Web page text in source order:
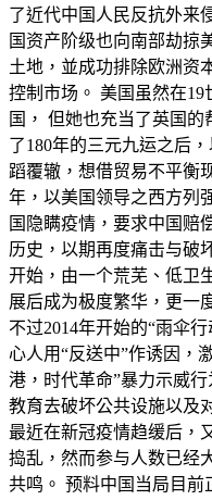
了近代中国人民反抗外来
国资产阶级也向南部劫掠
土地，並成功排除欧洲资
控制市场。 美国虽然在
国， 但她也充当了英国
了180年的三元九运之后
蹈覆辙，想借贸易不平衡
年，以美国领导之西方列
国隐瞒疫情，要求中国赔
历史，以期再度痛击与破
开始，由一个荒芜、低卫
展后成为极度繁华，更一
不过2014年开始的“雨伞
心人用“反送中”作诱因，
港，时代革命”暴力示威
教育去破坏公共设施以及
最近在新冠疫情趋缓后，
捣乱，然而参与人数已经
共鸣。 预料中国当局目前